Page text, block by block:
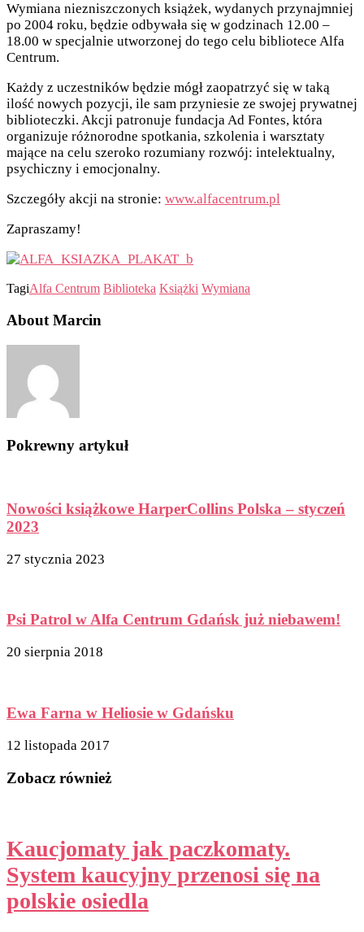
Wymiana niezniszczonych książek, wydanych przynajmniej
po 2004 roku, będzie odbywała się w godzinach 12.00 –
18.00 w specjalnie utworzonej do tego celu bibliotece Alfa
Centrum.
Każdy z uczestników będzie mógł zaopatrzyć się w taką
ilość nowych pozycji, ile sam przyniesie ze swojej prywatnej
biblioteczki. Akcji patronuje fundacja Ad Fontes, która
organizuje różnorodne spotkania, szkolenia i warsztaty
mające na celu szeroko rozumiany rozwój: intelektualny,
psychiczny i emocjonalny.
Szczegóły akcji na stronie: www.alfacentrum.pl
Zapraszamy!
TagiAlfa Centrum Biblioteka Książki Wymiana
About Marcin
Pokrewny artykuł
Nowości książkowe HarperCollins Polska – styczeń
2023
27 stycznia 2023
Psi Patrol w Alfa Centrum Gdańsk już niebawem!
20 sierpnia 2018
Ewa Farna w Heliosie w Gdańsku
12 listopada 2017
Zobacz również
Kaucjomaty jak paczkomaty.
System kaucyjny przenosi się na
polskie osiedla